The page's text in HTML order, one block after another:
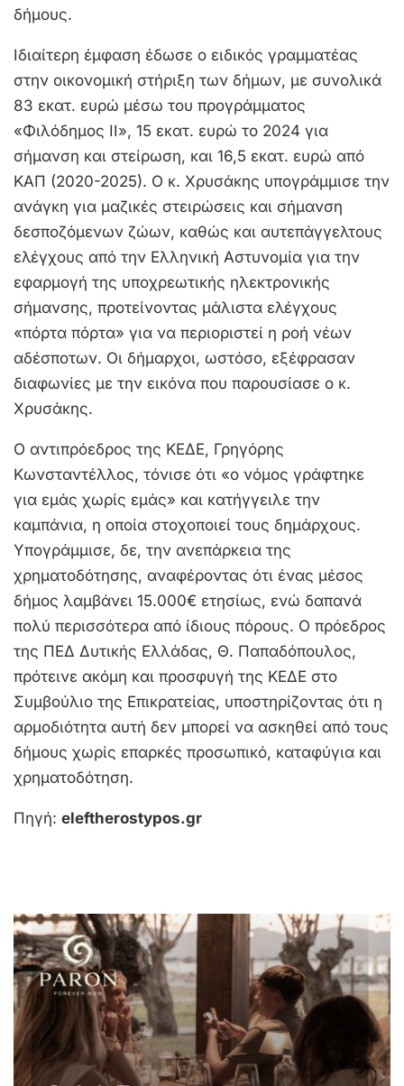
δήμους.
Ιδιαίτερη έμφαση έδωσε ο ειδικός γραμματέας
στην οικονομική στήριξη των δήμων, με συνολικά
83 εκατ. ευρώ μέσω του προγράμματος
«Φιλόδημος ΙΙ», 15 εκατ. ευρώ το 2024 για
σήμανση και στείρωση, και 16,5 εκατ. ευρώ από
ΚΑΠ (2020-2025). Ο κ. Χρυσάκης υπογράμμισε την
ανάγκη για μαζικές στειρώσεις και σήμανση
δεσποζόμενων ζώων, καθώς και αυτεπάγγελτους
ελέγχους από την Ελληνική Αστυνομία για την
εφαρμογή της υποχρεωτικής ηλεκτρονικής
σήμανσης, προτείνοντας μάλιστα ελέγχους
«πόρτα πόρτα» για να περιοριστεί η ροή νέων
αδέσποτων. Οι δήμαρχοι, ωστόσο, εξέφρασαν
διαφωνίες με την εικόνα που παρουσίασε ο κ.
Χρυσάκης.
Ο αντιπρόεδρος της ΚΕΔΕ, Γρηγόρης
Κωνσταντέλλος, τόνισε ότι «ο νόμος γράφτηκε
για εμάς χωρίς εμάς» και κατήγγειλε την
καμπάνια, η οποία στοχοποιεί τους δημάρχους.
Υπογράμμισε, δε, την ανεπάρκεια της
χρηματοδότησης, αναφέροντας ότι ένας μέσος
δήμος λαμβάνει 15.000€ ετησίως, ενώ δαπανά
πολύ περισσότερα από ίδιους πόρους. Ο πρόεδρος
της ΠΕΔ Δυτικής Ελλάδας, Θ. Παπαδόπουλος,
πρότεινε ακόμη και προσφυγή της ΚΕΔΕ στο
Συμβούλιο της Επικρατείας, υποστηρίζοντας ότι η
αρμοδιότητα αυτή δεν μπορεί να ασκηθεί από τους
δήμους χωρίς επαρκές προσωπικό, καταφύγια και
χρηματοδότηση.
Πηγή: eleftherostypos.gr